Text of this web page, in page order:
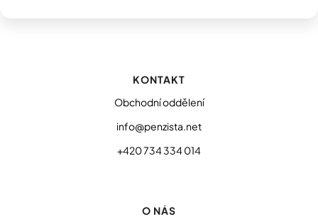
KONTAKT
Obchodní oddělení
info@penzista.net
+420 734 334 014
O NÁS